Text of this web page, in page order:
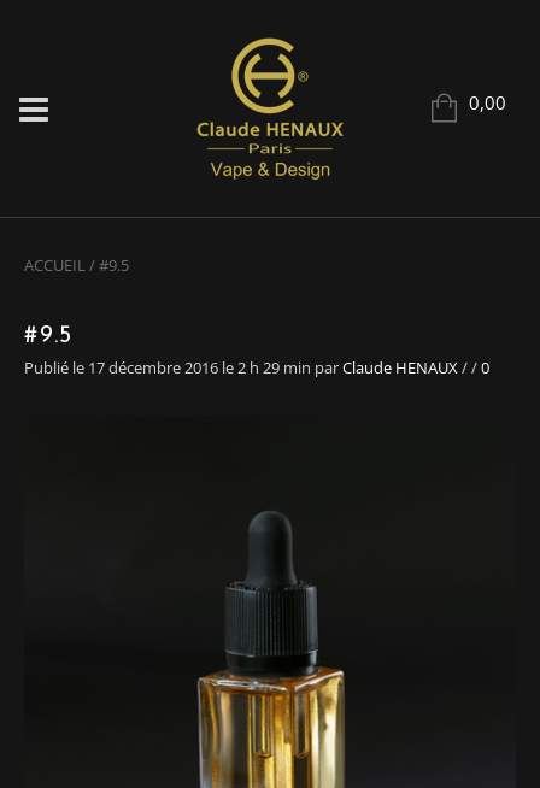
0,00
ACCUEIL/#9.5
#9.5
Publié le 17 décembre 2016 le 2 h 29 min parClaude HENAUX//0